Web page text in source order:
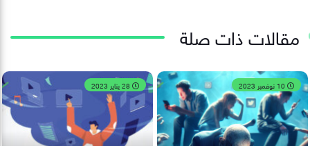
مقالات ذات صلة